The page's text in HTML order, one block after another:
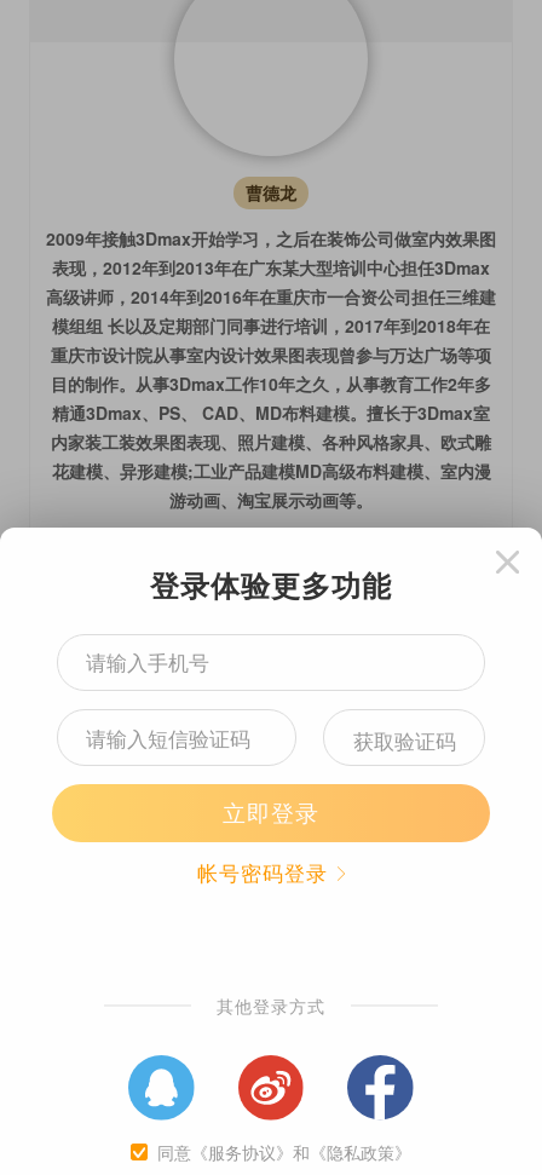
曹德龙
2009年接触3Dmax开始学习，之后在装饰公司做室内效果图
表现，2012年到2013年在广东某大型培训中心担任3Dmax
高级讲师，2014年到2016年在重庆市一合资公司担任三维建
模组组 长以及定期部门同事进行培训，2017年到2018年在
重庆市设计院从事室内设计效果图表现曾参与万达广场等项
目的制作。从事3Dmax工作10年之久，从事教育工作2年多
精通3Dmax、PS、 CAD、MD布料建模。擅长于3Dmax室
内家装工装效果图表现、照片建模、各种风格家具、欧式雕
花建模、异形建模;工业产品建模MD高级布料建模、室内漫
游动画、淘宝展示动画等。
购物车 加入购物车